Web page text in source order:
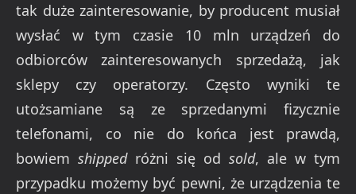
tak duże zainteresowanie, by producent musiał
wysłać w tym czasie 10 mln urządzeń do
odbiorców zainteresowanych sprzedażą, jak
sklepy czy operatorzy. Często wyniki te
utożsamiane są ze sprzedanymi fizycznie
telefonami, co nie do końca jest prawdą,
bowiem shippedróżni się od sold, ale w tym
przypadku możemy być pewni, że urządzenia te